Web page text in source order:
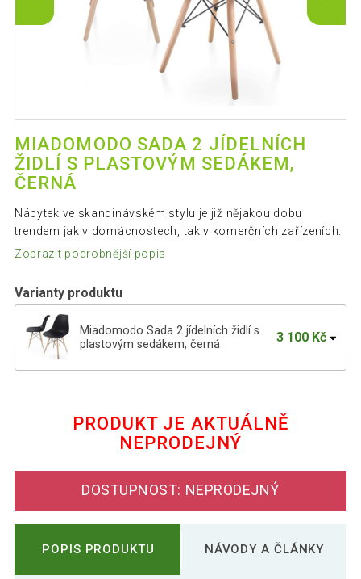
MIADOMODO SADA 2 JÍDELNÍCH
ŽIDLÍ S PLASTOVÝM SEDÁKEM,
ČERNÁ
Nábytek ve skandinávském stylu je již nějakou dobu
trendem jak v domácnostech, tak v komerčních zařízeních.
Zobrazit podrobnější popis
Varianty produktu
Miadomodo Sada 2 jídelních židlí s
plastovým sedákem, černá
3 100 Kč
Miadomodo Sada 2 jídelních židlí s
Miadomodo Sada 2 jídelních židlí s
plastovým sedákem, žlutá
PRODUKT JE AKTUÁLNĚ
NEPRODEJNÝ
DOSTUPNOST: NEPRODEJNÝ
POPIS PRODUKTU NÁVODY A ČLÁNKY